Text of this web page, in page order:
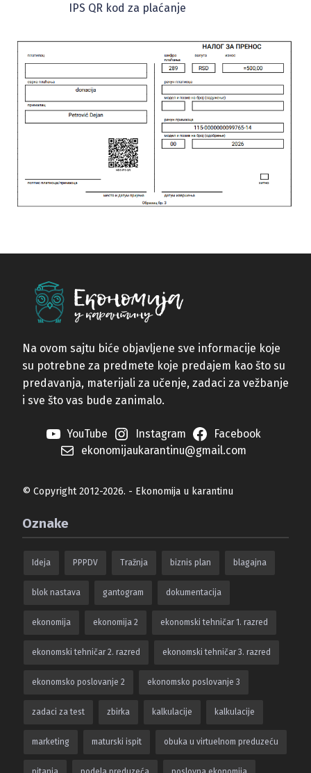
IPS QR kod za plaćanje
Na ovom sajtu biće objavljene sve informacije koje
su potrebne za predmete koje predajem kao što su
predavanja, materijali za učenje, zadaci za vežbanje
i sve što vas bude zanimalo.
YouTube Instagram
Facebook
ekonomijaukarantinu@gmail.com
© Copyright 2012-2026. - Ekonomija u karantinu
Oznake
Ideja PPPDV Tražnja biznis plan blagajna
blok nastava gantogram dokumentacija
ekonomija ekonomija 2 ekonomski tehničar 1. razred
ekonomski tehničar 2. razred ekonomski tehničar 3. razred
ekonomsko poslovanje 2 ekonomsko poslovanje 3
zadaci za test zbirka kalkulacije kalkulacije
marketing maturski ispit obuka u virtuelnom preduzeću